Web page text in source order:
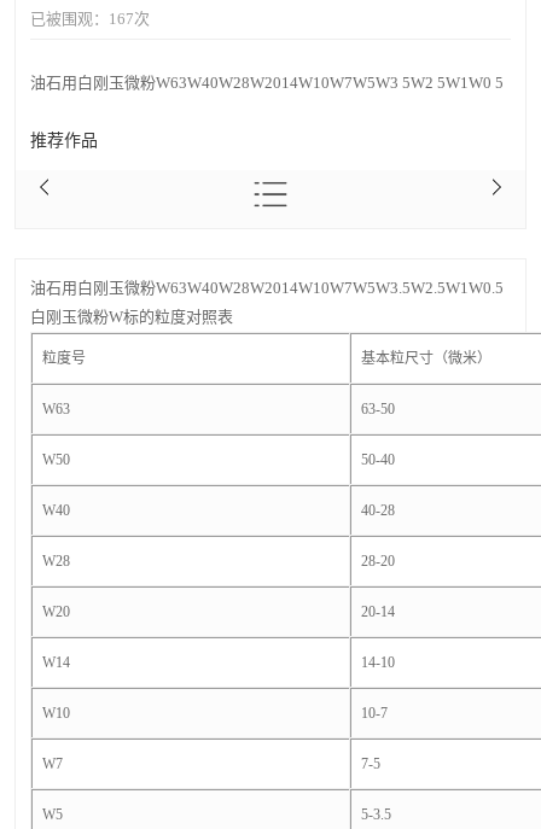
已被围观： 167次
油石用白刚玉微粉W63W40W28W2014W10W7W5W3 5W2 5W1W0 5
推荐作品
油石用白刚玉微粉W63W40W28W2014W10W7W5W3.5W2.5W1W0.5
白刚玉微粉W标的粒度对照表
粒度号 基本粒尺寸（微米）
W63 63-50
W50 50-40
W40 40-28
W28 28-20
W20 20-14
W14 14-10
W10 10-7
W7 7-5
W5 5-3.5